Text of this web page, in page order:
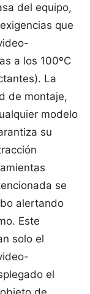
del equipo,
que
a los 100ºC
La
de montaje,
modelo
su
se
alertando
Este
solo el
el